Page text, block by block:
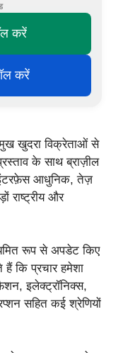
करें
करें
खुदरा विक्रेताओं से
के साथ ब्राज़ील
इंटरफ़ेस आधुनिक, तेज़
राष्ट्रीय और
रूप से अपडेट किए
कि प्रचार हमेशा
इलेक्ट्रॉनिक्स,
सहित कई श्रेणियों